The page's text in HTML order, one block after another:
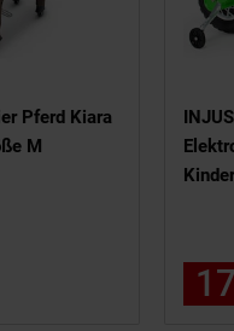
Seitenende
Fußnote,
Pferd Kiara
M
: 359,
Aktueller
am
km/h